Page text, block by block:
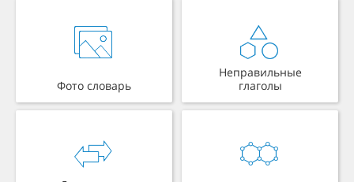
Фото словарь
Неправильные
глаголы